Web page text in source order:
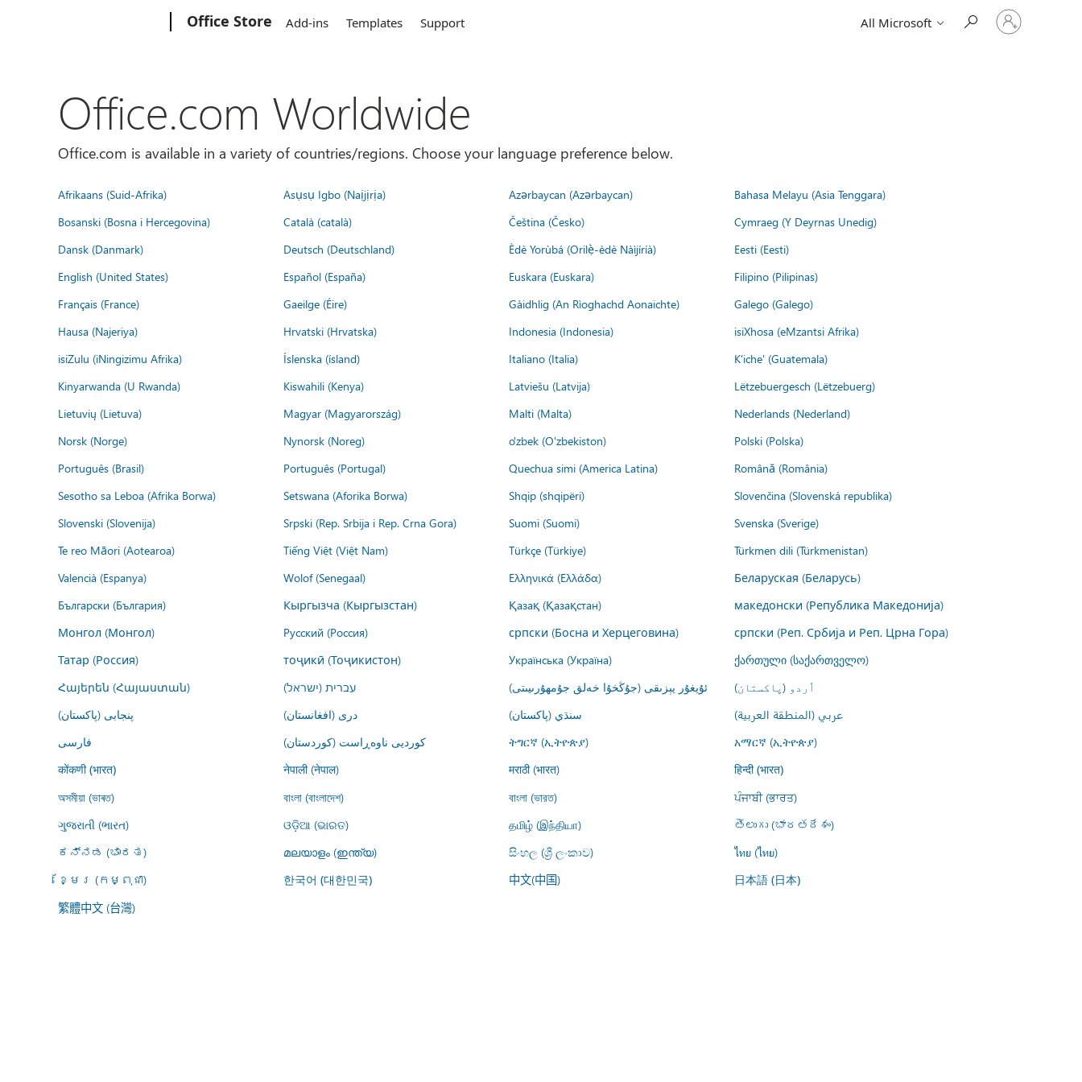
Office Store Add-ins Templates Support All Microsoft
Sign
in
Office.com Worldwide
Office.com is available in a variety of countries/regions. Choose your language preference below.
Afrikaans (Suid-Afrika) Asụsụ Igbo (Naịjịrịa) Azərbaycan (Azərbaycan)
Bahasa Melayu (Asia Tenggara)
Bosanski (Bosna i Hercegovina)
Català (català) Čeština (Česko)
Cymraeg (Y Deyrnas Unedig)
Dansk (Danmark)
Deutsch (Deutschland) Èdè Yorùbá (Orilẹ̀-èdè Nàìjíríà)
Eesti (Eesti)
English (United States)
Español (España) Euskara (Euskara)
Filipino (Pilipinas)
Français (France)
Gaeilge (Éire) Gàidhlig (An Rìoghachd Aonaichte)
Galego (Galego)
Hausa (Najeriya)
Hrvatski (Hrvatska) Indonesia (Indonesia)
isiXhosa (eMzantsi Afrika)
isiZulu (iNingizimu Afrika)
Íslenska (ísland) Italiano (Italia)
K'iche' (Guatemala)
Kinyarwanda (U Rwanda)
Kiswahili (Kenya) Latviešu (Latvija)
Lëtzebuergesch (Lëtzebuerg)
Lietuvių (Lietuva)
Magyar (Magyarország) Malti (Malta)
Nederlands (Nederland)
Norsk (Norge)
Nynorsk (Noreg) o'zbek (O'zbekiston)
Polski (Polska)
Português (Brasil)
Português (Portugal) Quechua simi (America Latina)
Română (România)
Sesotho sa Leboa (Afrika Borwa)
Setswana (Aforika Borwa) Shqip (shqipëri)
Slovenčina (Slovenská republika)
Slovenski (Slovenija)
Srpski (Rep. Srbija i Rep. Crna Gora) Suomi (Suomi)
Svenska (Sverige)
Te reo Māori (Aotearoa)
Tiếng Việt (Việt Nam) Türkçe (Türkiye)
Türkmen dili (Türkmenistan)
Valencià (Espanya)
Wolof (Senegaal) Ελληνικά (Ελλάδα)
Беларуская (Беларусь)
Български (България)
Кыргызча (Кыргызстан) Қазақ (Қазақстан)
македонски (Република Македонија)
Монгол (Монгол)
Русский (Россия) српски (Босна и Херцеговина)
српски (Реп. Србија и Реп. Црна Гора)
Татар (Россия)
тоҷикӣ (Тоҷикистон) Українська (Україна)
ქართული (საქართველო)
Հայերեն (Հայաստան)
עברית (ישראל) ئۇيغۇر يېزىقى (جۇڭخۇا خەلق جۇمھۇرىيىتى)
اُردو (پاکستان)
پنجابی (پاکستان)
درى (افغانستان) سنڌي (پاکستان)
عربي (المنطقة العربية)
فارسى
کوردیی ناوەڕاست (کوردستان) ትግርኛ (ኢትዮጵያ) አማርኛ (ኢትዮጵያ)
कोंकणी (भारत) नेपाली (नेपाल) मराठी (भारत) हिन्दी (भारत)
অসমীয়া (ভাৰত) বাংলা (বাংলাদেশ) বাংলা (ভারত)
ਪੰਜਾਬੀ (ਭਾਰਤ)
ગુજરાતી (ભારત)
ଓଡ଼ିଆ (ଭାରତ) தமிழ் (இந்தியா)
తెలుగు (భారతదేశం)
ಕನ್ನಡ (ಭಾರತ)
മലയാളം (ഇന്ത്യ) සිංහල (ශ්‍රී ලංකාව)
ไทย (ไทย)
ខ្មែរ (កម្ពុជា)
한국어 (대한민국) 中文(中国) 日本語 (日本)
繁體中文 (台灣)